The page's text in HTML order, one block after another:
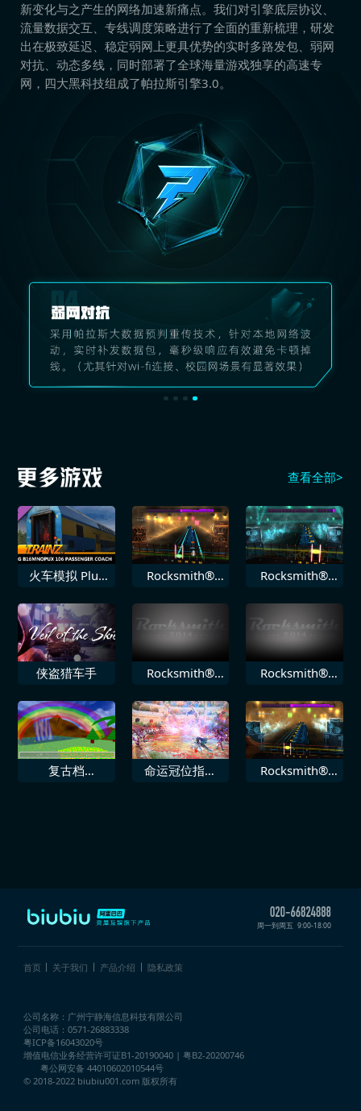
新变化与之产生的网络加速新痛点。我们对引擎底层协议、
流量数据交互、专线调度策略进行了全面的重新梳理，研发
出在极致延迟、稳定弱网上更具优势的实时多路发包、弱网
对抗、动态多线，同时部署了全球海量游戏独享的高速专
网，四大黑科技组成了帕拉斯引擎3.0。
查看全部>
火车模拟 Plus
B16mnopux
106
Rocksmith®
外人
Rocksmith®
堕落
侠盗猎车手
Rocksmith®
负鼠王国
Rocksmith®
Ruby Soho
复古档
命运冠位指定
Rocksmith®
周一到周五 9:00-18:00
首页 关于我们 产品介绍 隐私政策
公司名称：广州宁静海信息科技有限公司
公司电话：0571-26883338
粤ICP备16043020号
增值电信业务经营许可证B1-20190040 | 粤B2-20200746
粤公网安备 44010602010544号
© 2018-2022 biubiu001.com 版权所有